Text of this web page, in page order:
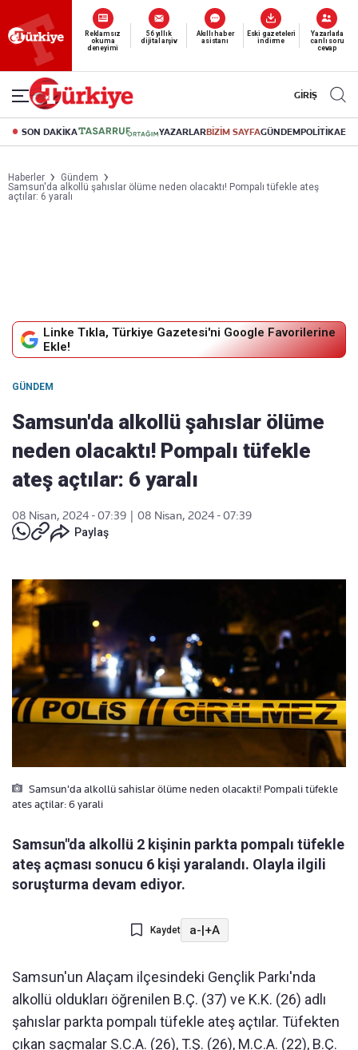
Reklamsız
okuma
deneyimi
56 yıllık
dijital arşiv
Akıllı haber
asistanı
Eski gazeteleri
indirme
Yazarlarla
canlı soru
cevap
GİRİŞ
SON DAKİKA YAZARLARBİZİM SAYFAGÜNDEMPOLİTİKA
Haberler
Gündem
Samsun'da alkollü şahıslar ölüme neden olacaktı! Pompalı tüfekle ateş
açtılar: 6 yaralı
Linke Tıkla, Türkiye Gazetesi'ni Google Favorilerine
Ekle!
GÜNDEM
Samsun'da alkollü şahıslar ölüme
neden olacaktı! Pompalı tüfekle
ateş açtılar: 6 yaralı
08 Nisan, 2024 - 07:39
08 Nisan, 2024 - 07:39
Paylaş
Samsun'da alkollü sahislar ölüme neden olacakti! Pompali tüfekle
ates açtilar: 6 yarali
Samsun"da alkollü 2 kişinin parkta pompalı tüfekle
ateş açması sonucu 6 kişi yaralandı. Olayla ilgili
soruşturma devam ediyor.
Kaydet a-|+A
Samsun'un Alaçam ilçesindeki Gençlik Parkı'nda
alkollü oldukları öğrenilen B.Ç. (37) ve K.K. (26) adlı
şahıslar parkta pompalı tüfekle ateş açtılar. Tüfekten
çıkan saçmalar S.C.A. (26), T.Ş. (26), M.C.A. (22), B.Ç.